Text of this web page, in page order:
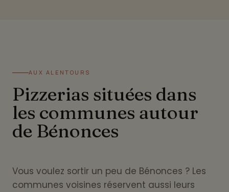
AUX ALENTOURS
Pizzerias situées dans
les communes autour
de Bénonces
Vous voulez sortir un peu de Bénonces ? Les
communes voisines réservent aussi leurs